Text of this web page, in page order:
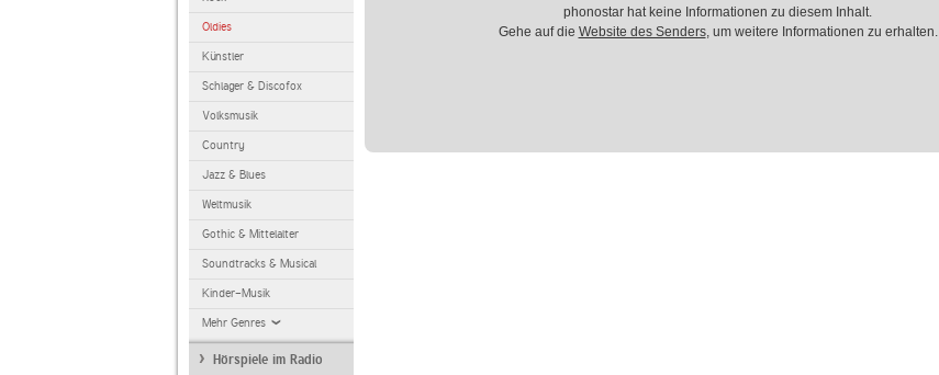
Oldies
Künstler
Schlager & Discofox
Volksmusik
Country
Jazz & Blues
Weltmusik
Gothic & Mittelalter
Soundtracks & Musical
Kinder-Musik
Mehr Genres
Hörspiele im Radio
phonostar hat keine Informationen zu diesem Inhalt.
Gehe auf die Website des Senders, um weitere Informationen zu erhalten.